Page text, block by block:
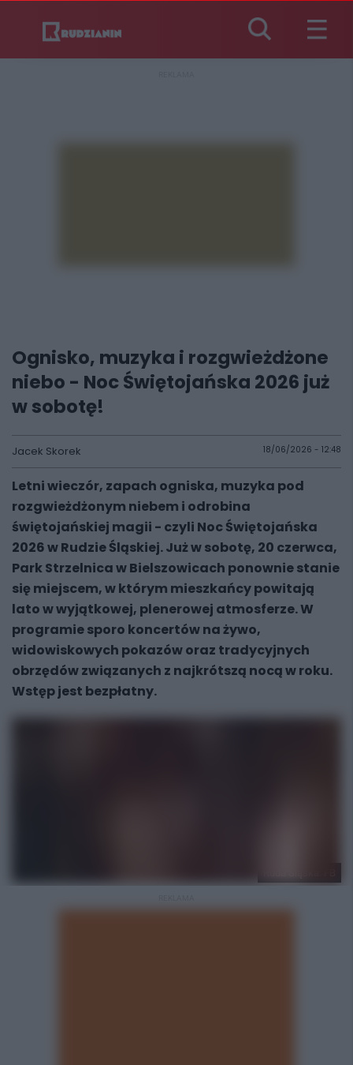
Ognisko, muzyka i rozgwieżdżone
niebo - Noc Świętojańska 2026 już
w sobotę!
Jacek Skorek 18/06/2026 - 12:48
Letni wieczór, zapach ogniska, muzyka pod
rozgwieżdżonym niebem i odrobina
świętojańskiej magii - czyli Noc Świętojańska
2026 w Rudzie Śląskiej. Już w sobotę, 20 czerwca,
Park Strzelnica w Bielszowicach ponownie stanie
się miejscem, w którym mieszkańcy powitają
lato w wyjątkowej, plenerowej atmosferze. W
programie sporo koncertów na żywo,
widowiskowych pokazów oraz tradycyjnych
obrzędów związanych z najkrótszą nocą w roku.
Wstęp jest bezpłatny.